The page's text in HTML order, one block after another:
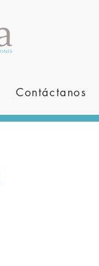
Contáctanos